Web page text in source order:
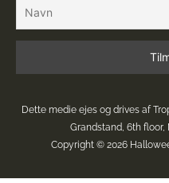
Dette medie ejes og drives af
Grandstand, 6th floor,
Copyright © 2026